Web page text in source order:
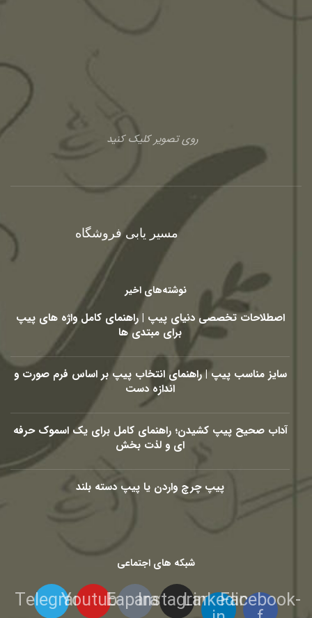
روی تصویر کلیک کنید
مسیر یابی فروشگاه
نوشته‌های اخیر
اصطلاحات تخصصی دنیای پیپ | راهنمای کامل واژه های پیپ
برای مبتدی ها
سایز مناسب پیپ | راهنمای انتخاب پیپ بر اساس فرم صورت و
اندازه دست
آداب صحیح پیپ کشیدن؛ راهنمای کامل برای یک اسموک حرفه
ای و لذت بخش
پیپ چرچ واردن یا پیپ دسته بلند
شبکه های اجتماعی
Facebook-
Linkedin-
Instagram
Eaparat
Youtube
Telegram